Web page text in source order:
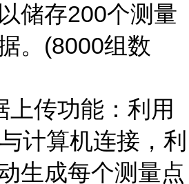
储存200个测量
。(8000组数
上传功能：利用
计算机连接，利
生成每个测量点